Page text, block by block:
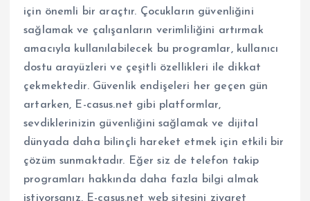
için önemli bir araçtır. Çocukların güvenliğini
sağlamak ve çalışanların verimliliğini artırmak
amacıyla kullanılabilecek bu programlar, kullanıcı
dostu arayüzleri ve çeşitli özellikleri ile dikkat
çekmektedir. Güvenlik endişeleri her geçen gün
artarken, E-casus.net gibi platformlar,
sevdiklerinizin güvenliğini sağlamak ve dijital
dünyada daha bilinçli hareket etmek için etkili bir
çözüm sunmaktadır. Eğer siz de telefon takip
programları hakkında daha fazla bilgi almak
istiyorsanız, E-casus.net web sitesini ziyaret